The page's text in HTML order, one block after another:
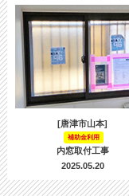
[唐津市山本]
補助金利用
内窓取付工事
2025.05.20